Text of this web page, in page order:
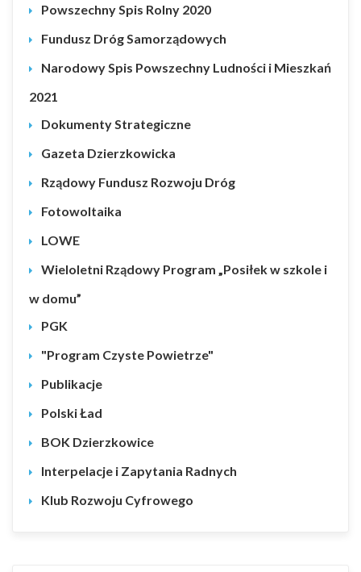
Powszechny Spis Rolny 2020
Fundusz Dróg Samorządowych
Narodowy Spis Powszechny Ludności i Mieszkań
2021
Dokumenty Strategiczne
Gazeta Dzierzkowicka
Rządowy Fundusz Rozwoju Dróg
Fotowoltaika
LOWE
Wieloletni Rządowy Program „Posiłek w szkole i
w domu”
PGK
"Program Czyste Powietrze"
Publikacje
Polski Ład
BOK Dzierzkowice
Interpelacje i Zapytania Radnych
Klub Rozwoju Cyfrowego